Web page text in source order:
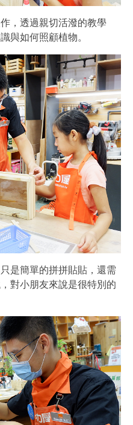
，透過親切活潑的教學
與如何照顧植物。
是簡單的拼拼貼貼，還需
對小朋友來說是很特別的